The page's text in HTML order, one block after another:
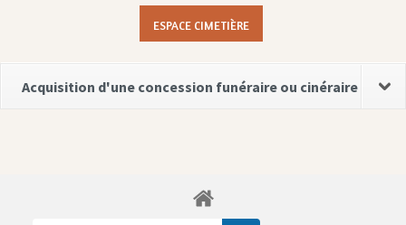
ESPACE CIMETIÈRE
Acquisition d'une concession funéraire ou cinéraire